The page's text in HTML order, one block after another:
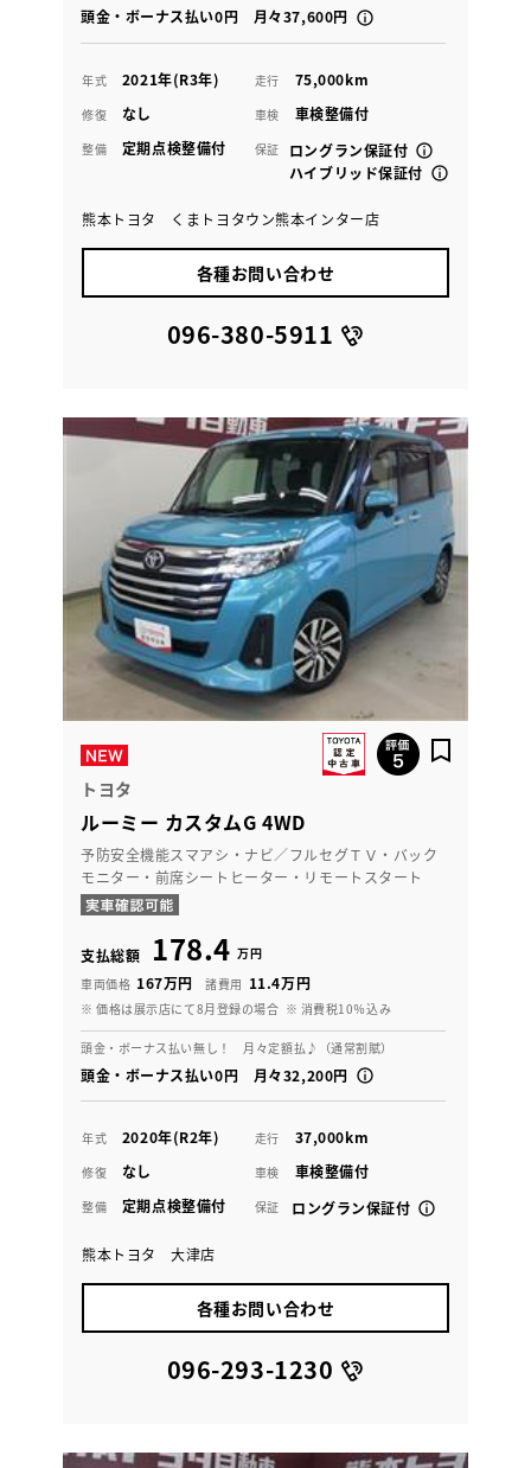
頭金・ボーナス払い0円 月々37,600円
年式 2021年(R3年) 走行 75,000km
修復 なし 車検 車検整備付
整備 定期点検整備付 保証
ロングラン保証付
ハイブリッド保証付
熊本トヨタ くまトヨタウン熊本インター店
各種お問い合わせ
096-380-5911
トヨタ
ルーミー カスタムG 4WD
予防安全機能スマアシ・ナビ／フルセグＴＶ・バック
モニター・前席シートヒーター・リモートスタート
支払総額 178.4 万円
車両価格 167万円 諸費用 11.4万円
※ 価格は展示店にて8月登録の場合 ※ 消費税10％込み
頭金・ボーナス払い無し！ 月々定額払♪（通常割賦）
頭金・ボーナス払い0円 月々32,200円
年式 2020年(R2年) 走行 37,000km
修復 なし 車検 車検整備付
整備 定期点検整備付 保証 ロングラン保証付
熊本トヨタ 大津店
各種お問い合わせ
096-293-1230